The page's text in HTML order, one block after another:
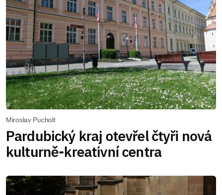
Miroslav Pucholt
Pardubický kraj otevřel čtyři nová
kulturně-kreativní centra